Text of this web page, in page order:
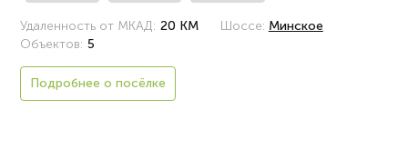
Удаленность от МКАД: 20 КМ Шоссе: Минское
Объектов: 5
Подробнее о посёлке